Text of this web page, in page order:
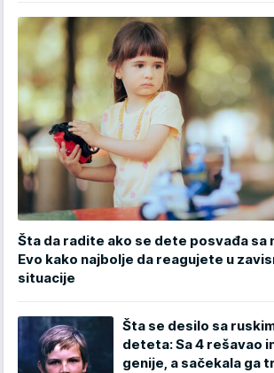
Šta da radite ako se dete posvađa sa
Evo kako najbolje da reagujete u
situacije
Šta se desilo sa
deteta: Sa 4 rešavao
genije, a sačekala ga